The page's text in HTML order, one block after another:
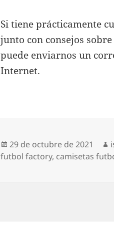
Si tiene prácticamente
junto con consejos
puede enviarnos un
Internet.
Publicado
el
29 de octubre de 2021
futbol factory, camisetas